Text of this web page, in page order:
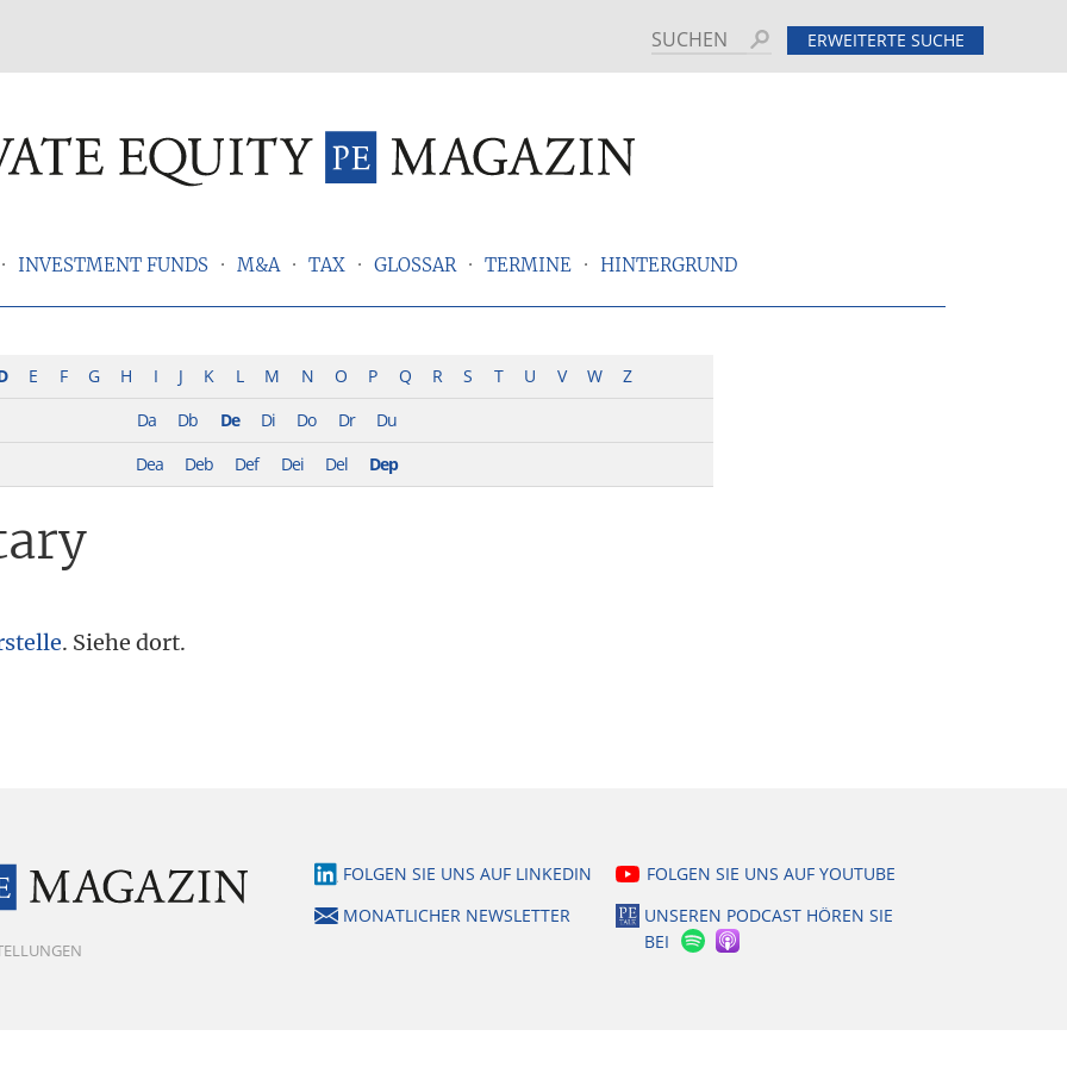
Suchen ERWEITERTE SUCHE
INVESTMENT FUNDS M&A TAX GLOSSAR TERMINE HINTERGRUND
E F G H I J K L M N O P Q R S T U V W
Z
Da
Db De Di Do Dr
Du
Dea
Deb Def Dei Del Dep
. Siehe dort.
FOLGEN SIE UNS AUF LINKEDIN
FOLGEN SIE UNS AUF YOUTUBE
MONATLICHER NEWSLETTER
UNSEREN PODCAST HÖREN SIE
BEI